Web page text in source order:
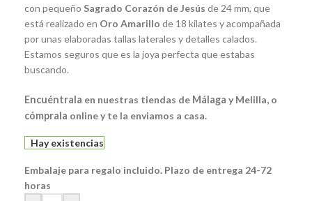
con pequeño Sagrado Corazón deJesús de 24 mm, que
está realizado en Oro Amarillo de 18 kilates y acompañada
por unas elaboradas tallas laterales y detalles calados.
Estamos seguros que es la joya perfecta que estabas
buscando.
Encuéntrala en nuestras tiendas de Málaga y Melilla, o
cómprala online y te la enviamos a casa.
Hay existencias
Embalaje para regalo incluido. Plazo de entrega 24-72
horas